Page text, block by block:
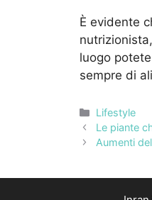
È evidente
luogo
sempre di
Categorie
Lifestyle
Le piante
Aumenti